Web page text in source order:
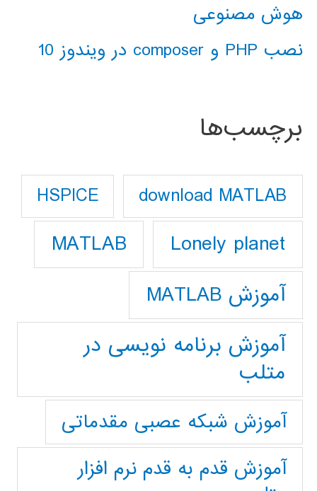
هوش مصنوعی
نصب PHP و composer در ویندوز 10
برچسب‌ها
download MATLAB
HSPICE
Lonely planet
MATLAB
آموزش MATLAB
آموزش برنامه نویسی در
متلب
آموزش شبکه عصبی مقدماتی
آموزش قدم به قدم نرم افزار